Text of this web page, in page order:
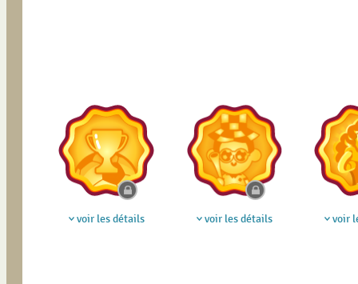
voir les détails voir les détails voir